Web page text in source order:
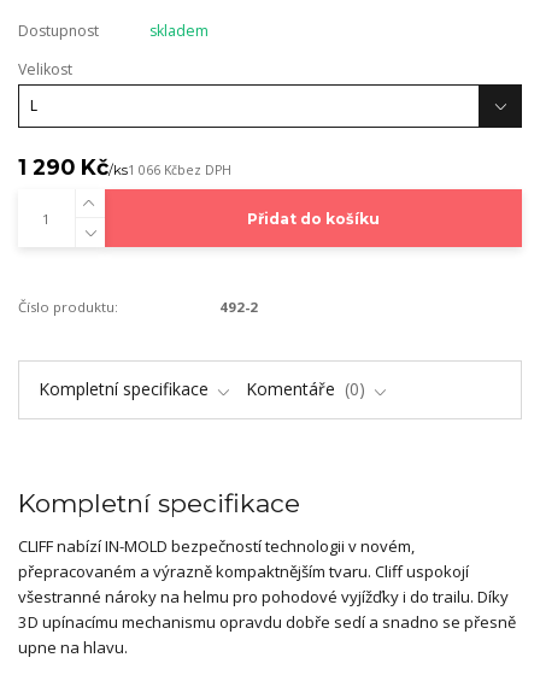
Dostupnost
skladem
Velikost
1 290 Kč/ks1 066 Kčbez DPH
Přidat do košíku
Číslo produktu: 492-2
Kompletní specifikace Komentáře 0
Kompletní specifikace
CLIFF nabízí IN-MOLD bezpečností technologii v novém,
přepracovaném a výrazně kompaktnějším tvaru. Cliff uspokojí
všestranné nároky na helmu pro pohodové vyjížďky i do trailu. Díky
3D upínacímu mechanismu opravdu dobře sedí a snadno se přesně
upne na hlavu.